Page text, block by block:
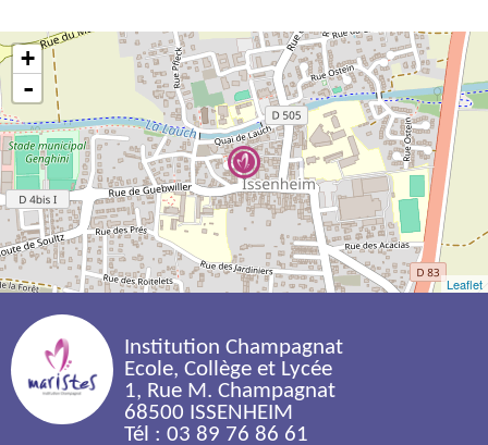
+
-
Leaflet
Institution Champagnat
Ecole, Collège et Lycée
1, Rue M. Champagnat
68500 ISSENHEIM
Tél : 03 89 76 86 61